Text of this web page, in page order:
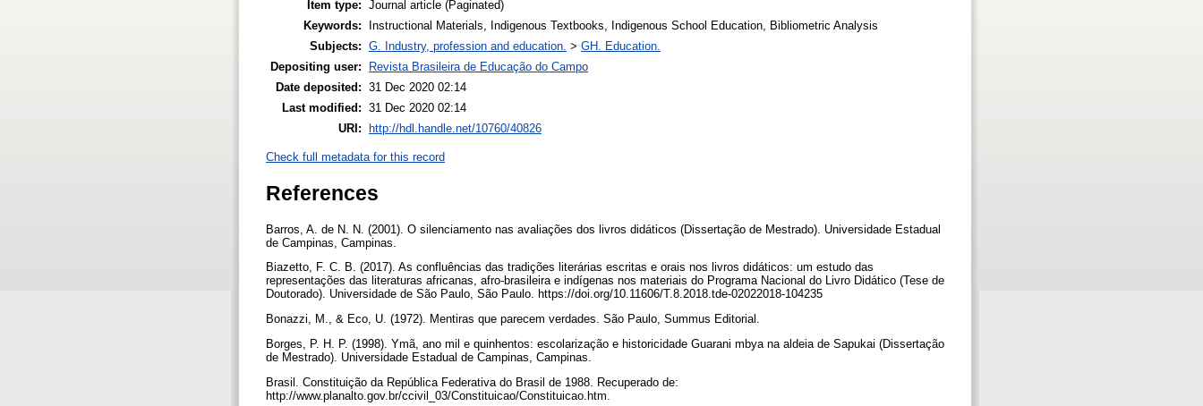
Item type: Journal article (Paginated)
Keywords:
Instructional Materials, Indigenous Textbooks, Indigenous School Education, Bibliometric Analysis
Subjects: G. Industry, profession and education. > GH. Education.
Depositing user:
Revista Brasileira de Educação do Campo
Date deposited: 31 Dec 2020 02:14
Last modified: 31 Dec 2020 02:14
URI: http://hdl.handle.net/10760/40826
Check full metadata for this record
References
Barros, A. de N. N. (2001). O silenciamento nas avaliações dos livros didáticos (Dissertação de Mestrado). Universidade Estadual
de Campinas, Campinas.
Biazetto, F. C. B. (2017). As confluências das tradições literárias escritas e orais nos livros didáticos: um estudo das
representações das literaturas africanas, afro-brasileira e indígenas nos materiais do Programa Nacional do Livro Didático (Tese de
Doutorado). Universidade de São Paulo, São Paulo. https://doi.org/10.11606/T.8.2018.tde-02022018-104235
Bonazzi, M., & Eco, U. (1972). Mentiras que parecem verdades. São Paulo, Summus Editorial.
Borges, P. H. P. (1998). Ymã, ano mil e quinhentos: escolarização e historicidade Guarani mbya na aldeia de Sapukai (Dissertação
de Mestrado). Universidade Estadual de Campinas, Campinas.
Brasil. Constituição da República Federativa do Brasil de 1988. Recuperado de:
http://www.planalto.gov.br/ccivil_03/Constituicao/Constituicao.htm.